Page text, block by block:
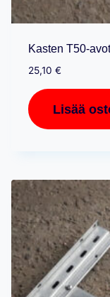
Kasten T50-
25,10 €
Lisää